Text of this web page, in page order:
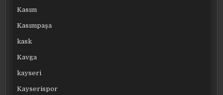
Kasım
Kasımpaşa
kask
Kavga
kayseri
Kayserispor